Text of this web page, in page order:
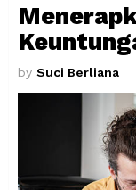
by Suci Berliana